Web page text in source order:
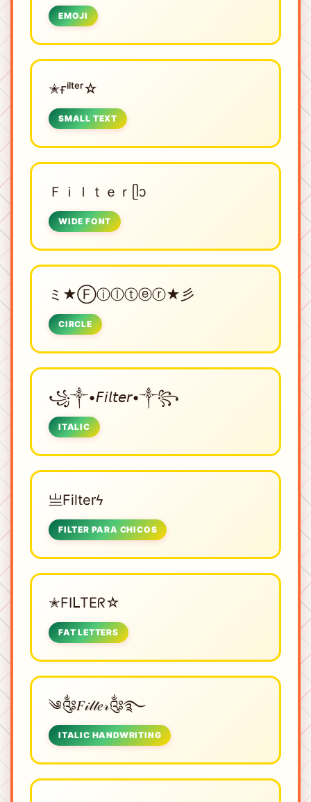
EMOJI
✭ғⁱˡᵗᵉʳ☆
SMALL TEXT
Ｆｉｌｔｅｒᥫᩣ
WIDE FONT
ミ★Ⓕⓘⓛⓣⓔⓡ★彡
CIRCLE
꧁༒•𝘍𝘪𝘭𝘵𝘦𝘳•༒꧂
ITALIC
亗Filterϟ
FILTER PARA CHICOS
✭FIᒪTEᖇ☆
FAT LETTERS
༄༂𝐹𝒾𝓁𝓉𝑒𝓇༂࿐
ITALIC HANDWRITING